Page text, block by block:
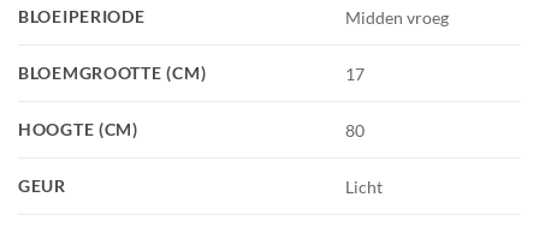
BLOEIPERIODE Midden vroeg
BLOEMGROOTTE (CM) 17
HOOGTE (CM) 80
GEUR Licht